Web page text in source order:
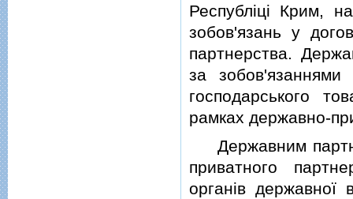
Республiцi Крим,
зобов'язань у
партнерства.
за зобов'язаннями
господарського
рамках державно-
Державним
приватного
органiв державної